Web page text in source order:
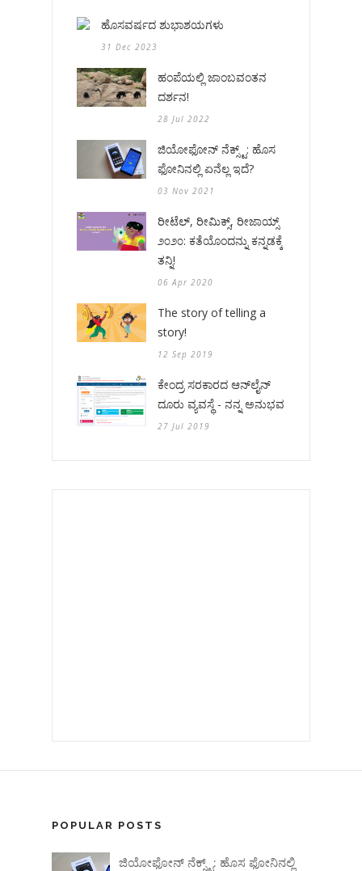
ಹೊಸವರ್ಷದ ಶುಭಾಶಯಗಳು
31 Dec 2023
ಹಂಪೆಯಲ್ಲಿ ಜಾಂಬವಂತನ
ದರ್ಶನ!
28 Jul 2022
ಜಿಯೋಫೋನ್ ನೆಕ್ಸ್ಟ್: ಹೊಸ
ಫೋನಿನಲ್ಲಿ ಏನೆಲ್ಲ ಇದೆ?
03 Nov 2021
ರೀಟೆಲ್, ರೀಮಿಕ್ಸ್, ರೀಜಾಯ್ಸ್
೨೦೨೦: ಕತೆಯೊಂದನ್ನು ಕನ್ನಡಕ್ಕೆ
ತನ್ನಿ!
06 Apr 2020
The story of telling a
story!
12 Sep 2019
ಕೇಂದ್ರ ಸರಕಾರದ ಆನ್‌ಲೈನ್
ದೂರು ವ್ಯವಸ್ಥೆ - ನನ್ನ ಅನುಭವ
27 Jul 2019
POPULAR POSTS
ಜಿಯೋಫೋನ್ ನೆಕ್ಸ್ಟ್: ಹೊಸ ಫೋನಿನಲ್ಲಿ